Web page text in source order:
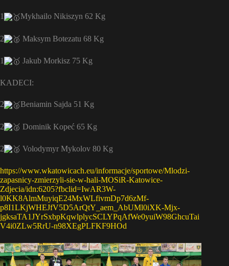
1 Mykhailo Nikiszyn 62 Kg
2 Maksym Botezatu 68 Kg
1 Jakub Morkisz 75 Kg
KADECI:
2 Beniamin Sajda 51 Kg
2 Dominik Kopeć 65 Kg
2 Volodymyr Mykolov 80 Kg
https://www.wkatowicach.eu/informacje/sportowe/Mlodzi-
zapasnicy-zmierzyli-sie-w-hali-MOSiR-Katowice-
Zdjecia/idn:6205?fbclid=IwAR3W-
l0KK8AlmMuyiqE24MxWLfivmDp7d6zMf-
p8I1LKjWHEJfV5D5ArQtY_aem_AbUMl0iXK-Mjx-
jgksaTA1JYrSxbpKqwlplycSCLYPqAfWe0yuiW98GhcuTai
V4i0ZLw5RrU-n98XEgPLFKF9HOd